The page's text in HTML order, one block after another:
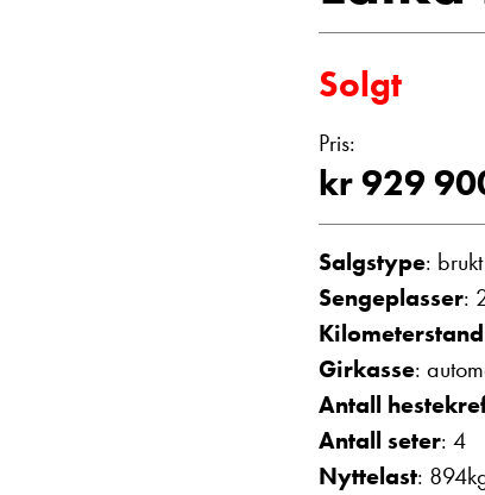
Janne
Vis
Vis
Solgt
Pris:
kr 929
Salgstype: brukt
Sengeplasser:
Kilometerstand
Girkasse:
Antall
Antall seter: 4
Nyttelast: